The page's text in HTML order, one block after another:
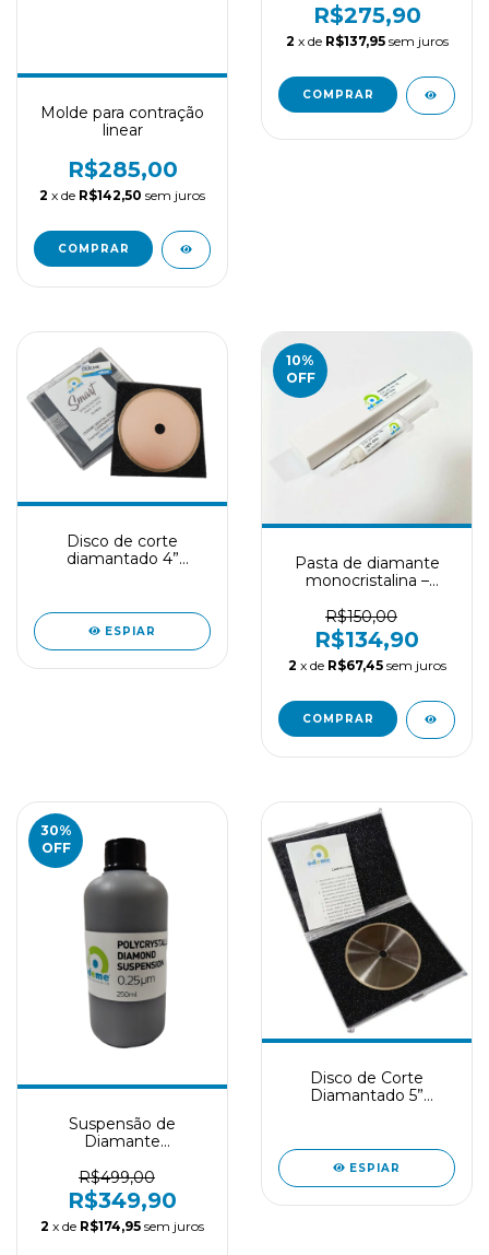
Molde para contração
linear
R$285,00
2 x de R$142,50 sem juros
COMPRAR
R$275,90
2 x de R$137,95 sem juros
Disco de corte
diamantado 4”
ESPIAR
10%
OFF
Pasta de diamante
monocristalina –
5g
R$150,00
R$134,90
2 x de R$67,45 sem juros
COMPRAR
30%
OFF
Suspensão de
Diamante
IMPORTADO – 250 ml
R$499,00
R$349,90
2 x de R$174,95 sem juros
Disco de Corte
Diamantado 5”
ESPIAR